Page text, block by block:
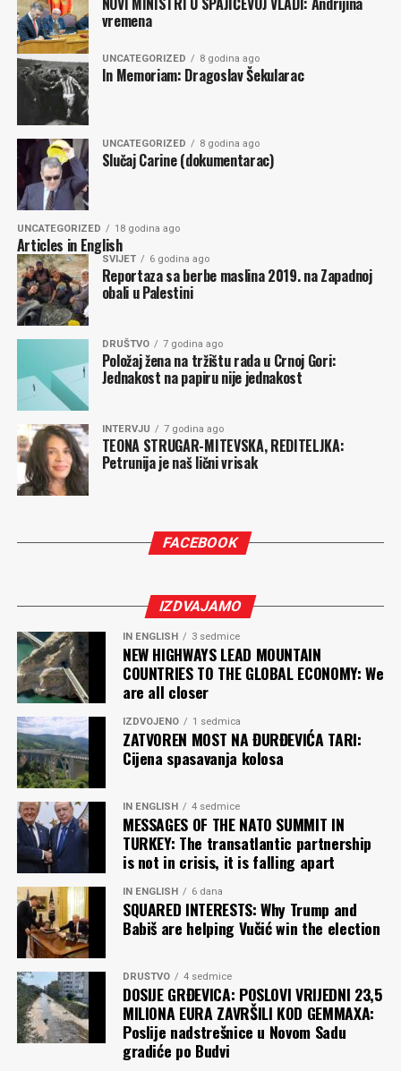
saopšteno je, radi na knjizi o sebi. Svojevremeno je izjavio
da će ga istorija „pravilno vrednovati“, podsjećajući da je
tokom njegovih godina na vlasti između ostalog „Crna
Gora pošteđena razaranja tokom NATO bombardovanja
SRJ 1999, mirnim putem obnovljena nezavisnost države,
uvedena u Alijansu i u predvorje EU“. Ostale „sitnice“,
poput, sedmogodišnjeg druženja s Miloševićem, ratnih
zločina, poharane ekonomije, obračuna sa kritičarima…
Aktuelna vlast, sve su prilike, isto tako računa da će ih
istorija pamtiti jer su zemlju uveli u EU. To što će ih
tamo, iz pretežno svojih interesa ugurati Brisel, to ćemo
vremena
UNCATEGORIZED 8 godina ago
In Memoriam: Dragoslav Šekularac
UNCATEGORIZED 8 godina ago
Slučaj Carine (dokumentarac)
UNCATEGORIZED 18 godina ago
Articles in English
SVIJET 6 godina ago
Reportaza sa berbe maslina 2019. na Zapadnoj
obali u Palestini
DRUŠTVO 7 godina ago
Položaj žena na tržištu rada u Crnoj Gori:
Jednakost na papiru nije jednakost
INTERVJU 7 godina ago
TEONA STRUGAR-MITEVSKA, REDITELJKA:
Petrunija je naš lični vrisak
FACEBOOK
IZDVAJAMO
IN ENGLISH 3 sedmice
NEW HIGHWAYS LEAD MOUNTAIN
COUNTRIES TO THE GLOBAL ECONOMY: We
are all closer
IZDVOJENO 1 sedmica
ZATVOREN MOST NA ĐURĐEVIĆA TARI:
Cijena spasavanja kolosa
IN ENGLISH 4 sedmice
MESSAGES OF THE NATO SUMMIT IN
TURKEY: The transatlantic partnership
is not in crisis, it is falling apart
IN ENGLISH 6 dana
SQUARED INTERESTS: Why Trump and
Babiš are helping Vučić win the election
DRUŠTVO 4 sedmice
DOSIJE GRĐEVICA: POSLOVI VRIJEDNI 23,5
MILIONA EURA ZAVRŠILI KOD GEMMAXA:
Poslije nadstrešnice u Novom Sadu
gradiće po Budvi